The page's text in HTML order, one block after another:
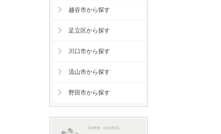
越谷市から探す
足立区から探す
川口市から探す
流山市から探す
野田市から探す